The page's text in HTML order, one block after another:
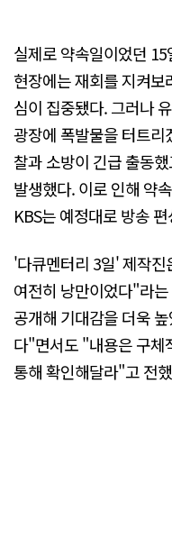
실제로 약속일이었던
현장에는 재회를 지켜
심이 집중됐다. 그러나
광장에 폭발물을 터트
찰과 소방이 긴급 출동
발생했다. 이로 인해 약
KBS는 예정대로 방송
'다큐멘터리 3일' 제작
여전히 낭만이었다"라
공개해 기대감을 더욱
다"면서도 "내용은 구체
통해 확인해달라"고 전